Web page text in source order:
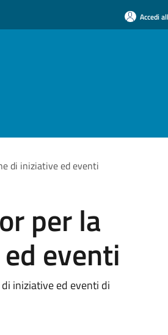
Accedi
di iniziative ed eventi
per la
eventi
iniziative ed eventi di